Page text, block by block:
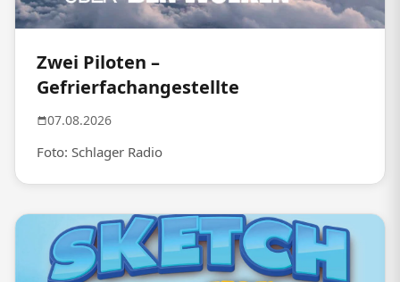
Zwei Piloten –
Gefrierfachangestellte
07.08.2026
Foto: Schlager Radio